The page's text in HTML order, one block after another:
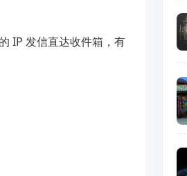
IP 发信直达收件箱，有